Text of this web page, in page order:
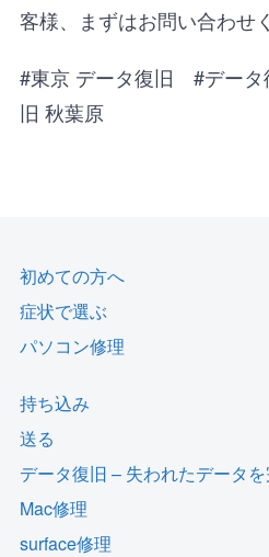
客様、まずはお問い合わせ
#東京 データ復旧 #デー
旧 秋葉原
初めての方へ
症状で選ぶ
パソコン修理
持ち込み
送る
データ復旧 – 失われたデータ
Mac修理
surface修理